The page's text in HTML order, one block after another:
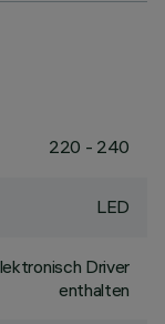
220 - 240
LED
Driver
enthalten